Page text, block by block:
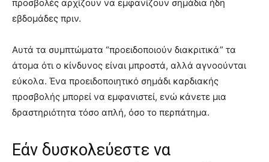
προσβολές αρχίζουν να εμφανίζουν σημάδια ήδη
εβδομάδες πριν.
Αυτά τα συμπτώματα “προειδοποιούν διακριτικά” τα
άτομα ότι ο κίνδυνος είναι μπροστά, αλλά αγνοούνται
εύκολα. Ένα προειδοποιητικό σημάδι καρδιακής
προσβολής μπορεί να εμφανιστεί, ενώ κάνετε μια
δραστηριότητα τόσο απλή, όσο το περπάτημα.
Εάν δυσκολεύεστε να